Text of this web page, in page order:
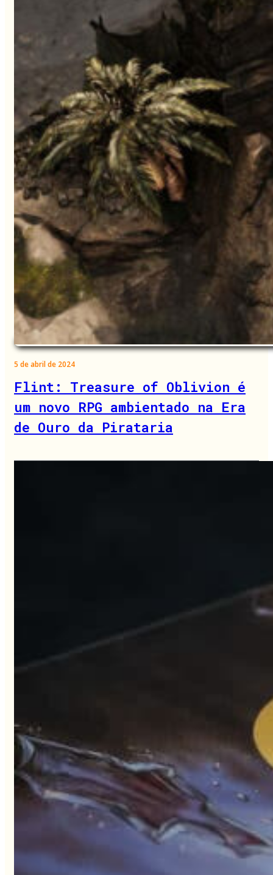
5 de abril de 2024
Flint: Treasure of Oblivion é
um novo RPG ambientado na Era
de Ouro da Pirataria